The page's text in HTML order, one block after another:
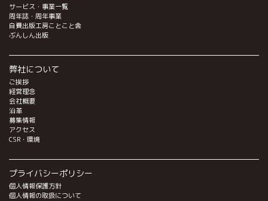
サービス・事業一覧
周年誌・周年事業
自費出版工房ことこと舎
ぶんしん出版
弊社について
ご挨拶
経営理念
会社概要
沿革
募集情報
アクセス
CSR・環境
プライバシーポリシー
個人情報保護方針
個人情報の取扱について